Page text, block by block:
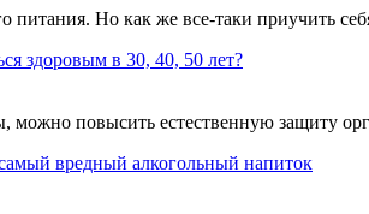
Но как же все-таки приучить
здоровым в 30, 40, 50 лет?
повысить естественную защиту
вредный алкогольный напиток